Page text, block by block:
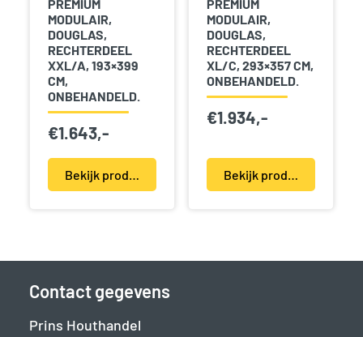
PREMIUM
MODULAIR,
DOUGLAS,
RECHTERDEEL
XXL/A, 193×399
CM,
ONBEHANDELD.
€1.643,-
PREMIUM
MODULAIR,
DOUGLAS,
RECHTERDEEL
XL/C, 293×357 CM,
ONBEHANDELD.
€1.934,-
Contact gegevens
Prins Houthandel